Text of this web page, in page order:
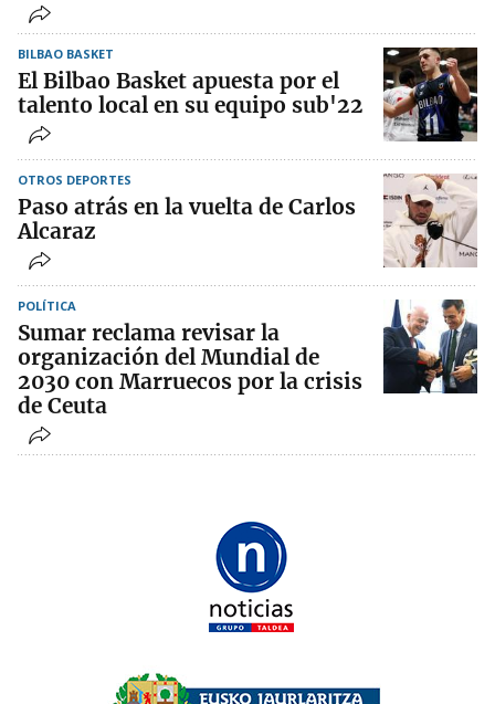
BILBAO BASKET
El Bilbao Basket apuesta por el
talento local en su equipo sub'22
OTROS DEPORTES
Paso atrás en la vuelta de Carlos
Alcaraz
POLÍTICA
Sumar reclama revisar la
organización del Mundial de
2030 con Marruecos por la crisis
de Ceuta